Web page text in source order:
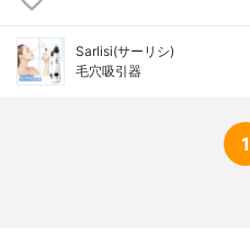
Sarlisi(サーリシ)
毛穴吸引器
1